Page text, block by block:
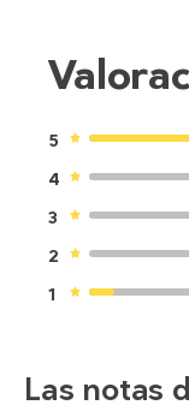
5
4
3
2
1
Las notas